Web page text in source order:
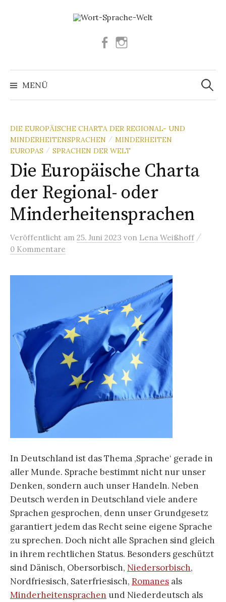
Facebook
MENÜ
Suchen
nach:
DIE EUROPÄISCHE CHARTA DER REGIONAL- UND
MINDERHEITENSPRACHEN / MINDERHEITEN
EUROPAS / SPRACHEN DER WELT
Die Europäische Charta
der Regional- oder
Minderheitensprachen
Veröffentlicht am 25. Juni 2023 von Lena Weißhoff /
0 Kommentare
In Deutschland ist das Thema ‚Sprache‘ gerade in
aller Munde. Sprache bestimmt nicht nur unser
Denken, sondern auch unser Handeln. Neben
Deutsch werden in Deutschland viele andere
Sprachen gesprochen, denn unser Grundgesetz
garantiert jedem das Recht seine eigene Sprache
zu sprechen. Doch nicht alle Sprachen sind gleich
in ihrem rechtlichen Status. Besonders geschützt
sind Dänisch, Obersorbisch, Niedersorbisch,
Nordfriesisch, Saterfriesisch, Romanes als
Minderheitensprachen und Niederdeutsch als